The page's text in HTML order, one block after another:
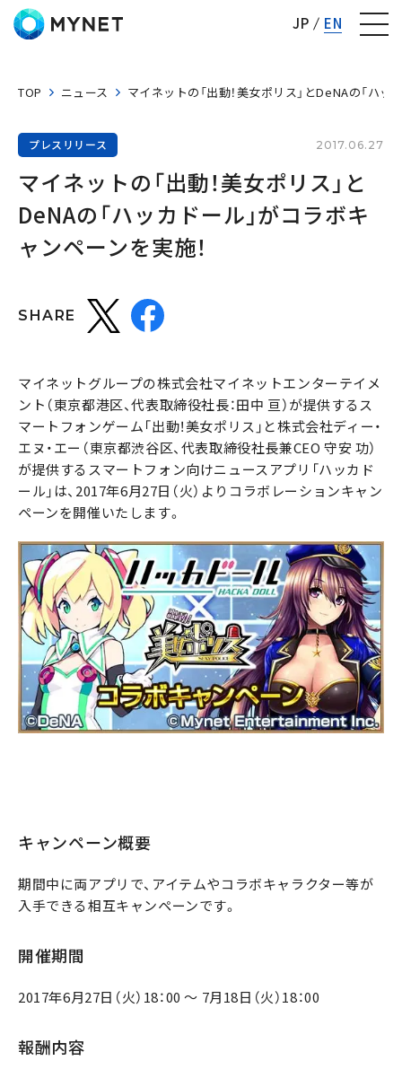
JP EN
TOP ニュース マイネットの「出動！美女ポリス」とDeNAの「ハ
プレスリリース 2017.06.27
マイネットの「出動！美女ポリス」と
DeNAの「ハッカドール」がコラボキ
ャンペーンを実施！
SHARE
マイネットグループの株式会社マイネットエンターテイメ
ント（東京都港区、代表取締役社長：田中 亘）が提供するス
マートフォンゲーム「出動！美女ポリス」と株式会社ディー・
エヌ・エー（東京都渋谷区、代表取締役社長兼CEO 守安 功）
が提供するスマートフォン向けニュースアプリ「ハッカド
ール」は、2017年6月27日（火）よりコラボレーションキャン
ペーンを開催いたします。
キャンペーン概要
期間中に両アプリで、アイテムやコラボキャラクター等が
入手できる相互キャンペーンです。
開催期間
2017年6月27日（火）18：00 ～ 7月18日（火）18：00
報酬内容